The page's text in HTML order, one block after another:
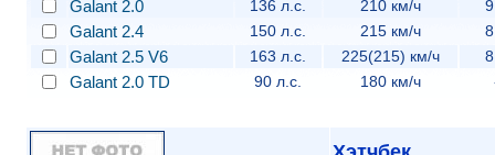
Galant 2.0 136 л.с. 210 км/ч
Galant 2.4 150 л.с. 215 км/ч
Galant 2.5 V6 163 л.с. 225(215) км/ч
Galant 2.0 TD 90 л.с. 180 км/ч